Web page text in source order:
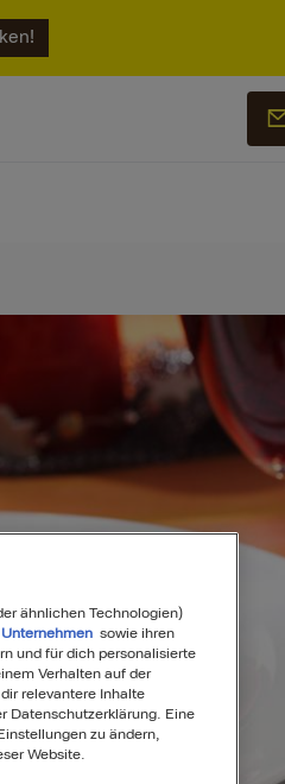
ähnlichen Technologien)
sowie ihren
und für dich personalisierte
Verhalten auf der
relevantere Inhalte
Datenschutzerklärung. Eine
zu ändern,
Website.